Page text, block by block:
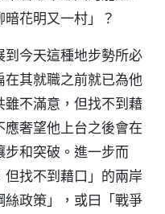
暗花明又一村」？
今天這種地步勢所必
其就職之前就已為他
不滿意，但找不到藉
奢望他上台之後會在
和突破。進一步而
找不到藉口」的兩岸
政策」，或曰「戰爭